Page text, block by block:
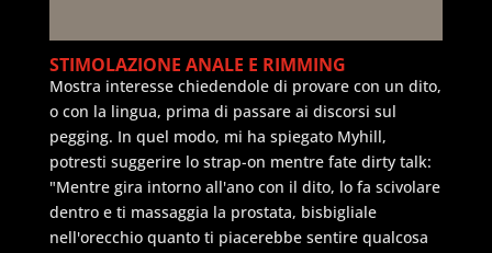
STIMOLAZIONE ANALE E RIMMING
Mostra interesse chiedendole di provare con un dito,
o con la lingua, prima di passare ai discorsi sul
pegging. In quel modo, mi ha spiegato Myhill,
potresti suggerire lo strap-on mentre fate dirty talk:
"Mentre gira intorno all'ano con il dito, lo fa scivolare
dentro e ti massaggia la prostata, bisbigliale
nell'orecchio quanto ti piacerebbe sentire qualcosa